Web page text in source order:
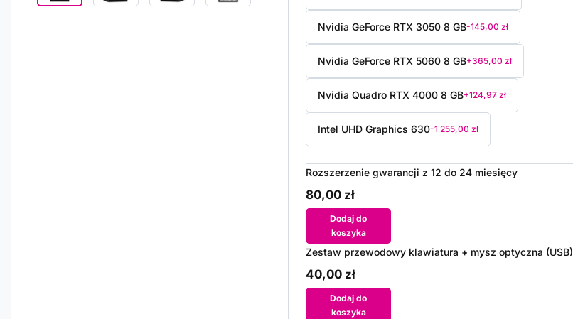
Nvidia GeForce RTX 3050 8 GB-145,00 zł
Nvidia GeForce RTX 5060 8 GB+365,00 zł
Nvidia Quadro RTX 4000 8 GB+124,97 zł
Intel UHD Graphics 630-1 255,00 zł
Rozszerzenie gwarancji z 12 do 24 miesięcy
80,00 zł
Dodaj do
koszyka
Zestaw przewodowy klawiatura + mysz optyczna (USB)
40,00 zł
Dodaj do
koszyka